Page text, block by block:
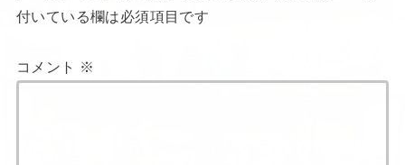
付いている欄は必須項目です
コメント ※